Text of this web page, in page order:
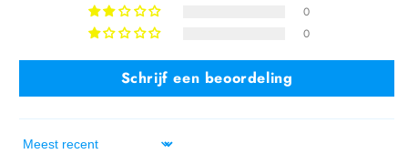
0
0
Schrijf een beoordeling